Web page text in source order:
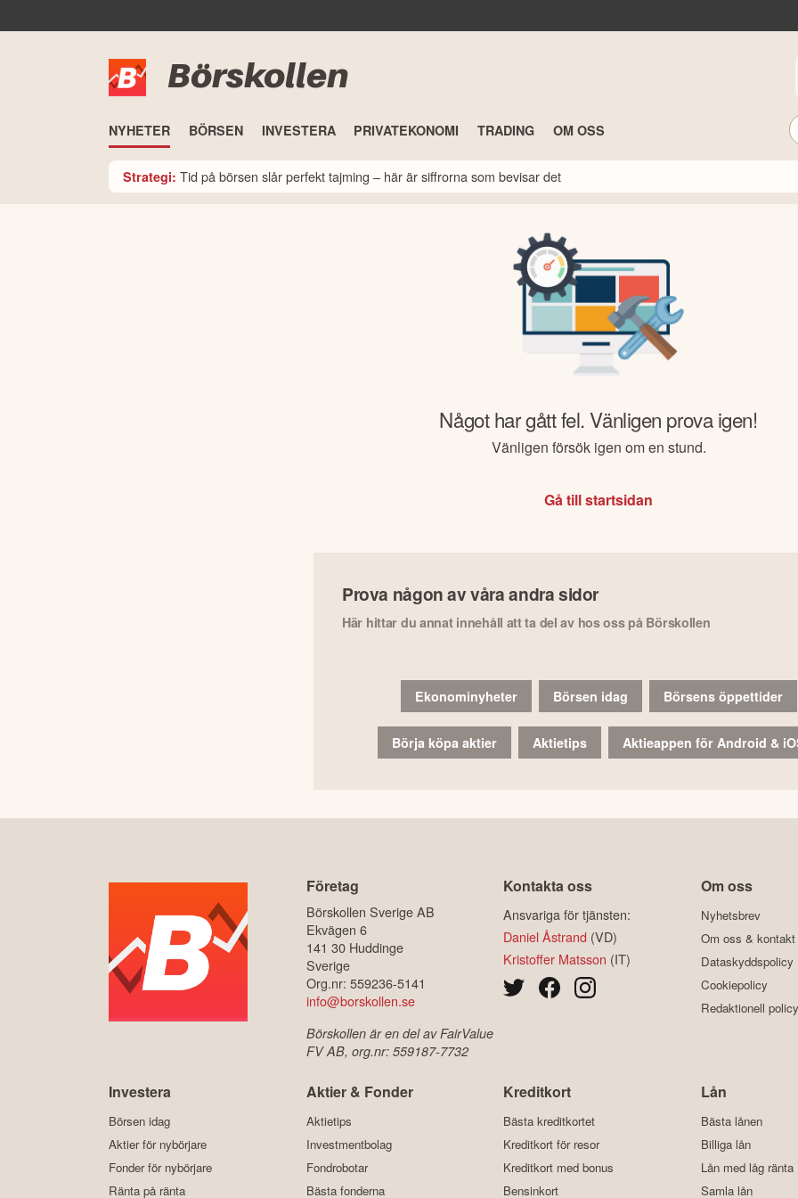
Börskollen
NYHETER BÖRSEN INVESTERA PRIVATEKONOMI TRADING OM OSS
Strategi: Tid på börsen slår perfekt tajming – här är siffrorna som bevisar det
Något har gått fel. Vänligen prova igen!
Vänligen försök igen om en stund.
Gå till startsidan
Prova någon av våra andra sidor
Här hittar du annat innehåll att ta del av hos oss på Börskollen
Ekonominyheter Börsen idag Börsens öppettider
Börja köpa aktier Aktietips Aktieappen för Android &
Företag
Börskollen Sverige AB
Ekvägen 6
141 30 Huddinge
Sverige
Org.nr: 559236-5141
info@borskollen.se
Börskollen är en del av FairValue
FV AB, org.nr: 559187-7732
Kontakta oss
Ansvariga för tjänsten:
Daniel Åstrand (VD)
Kristoffer Matsson (IT)
Om oss
Nyhetsbrev
Om oss & kontakt
Dataskyddspolicy
Cookiepolicy
Redaktionell policy
Investera
Börsen idag
Aktier för nybörjare
Fonder för nybörjare
Ränta på ränta
Aktier & Fonder
Aktietips
Investmentbolag
Fondrobotar
Bästa fonderna
Kreditkort
Bästa kreditkortet
Kreditkort för resor
Kreditkort med bonus
Bensinkort
Lån
Bästa lånen
Billiga lån
Lån med låg ränta
Samla lån